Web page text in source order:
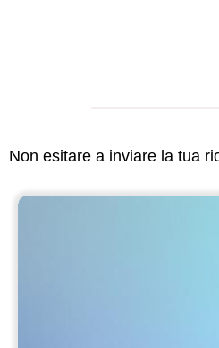
Non esitare a inviare la tua